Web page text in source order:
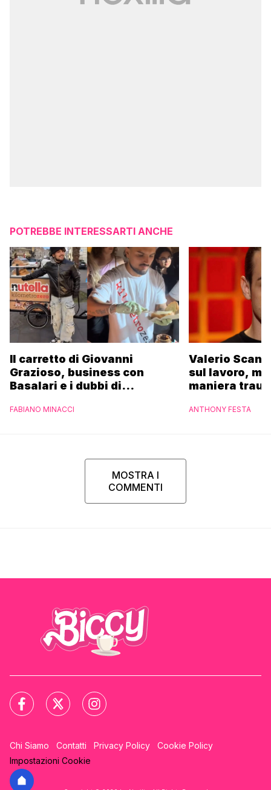
POTREBBE INTERESSARTI ANCHE
Il carretto di Giovanni
Grazioso, business con
Basalari e i dubbi di
Ferrero”
FABIANO MINACCI
Valerio
sul lavoro,
maniera
ANTHONY FESTA
MOSTRA I
COMMENTI
Chi Siamo Contatti Privacy Policy
Cookie Policy
Impostazioni Cookie